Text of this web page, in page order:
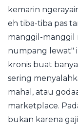
kemarin
eh tiba-tiba pas
manggil-manggil
numpang lewat"
kronis buat
sering
mahal, atau
marketplace.
bukan karena